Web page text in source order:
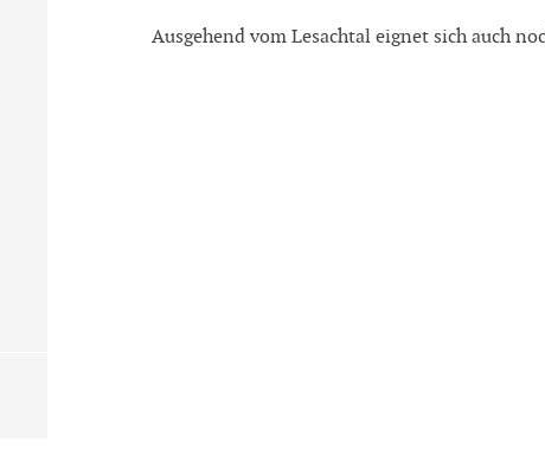
Ausgehend vom Lesachtal eignet sich auch